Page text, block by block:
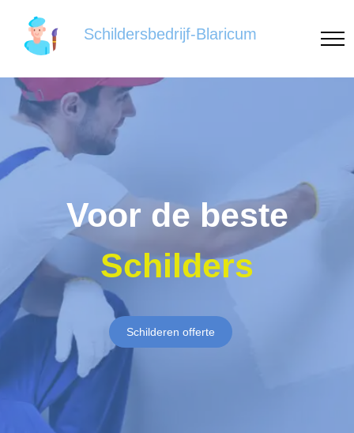
Schildersbedrijf-Blaricum
Voor de beste
Schilders
Schilderen offerte